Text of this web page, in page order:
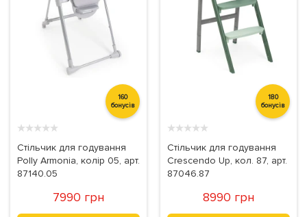
160
бонусів
★★★★★
Стільчик для годування
Polly Armonia, колір 05, арт.
87140.05
7990 грн
180
бонусів
★★★★★
Стільчик для годування
Crescendo Up, кол. 87, арт.
87046.87
8990 грн